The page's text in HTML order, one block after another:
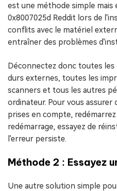
est une méthode simple mais
0x8007025d Reddit lors de
conflits avec le matériel
entraîner des problèmes
Déconnectez donc toutes les
durs externes, toutes les
scanners et tous les autres
ordinateur. Pour vous
prises en compte,
redémarrage, essayez de
l'erreur persiste.
Méthode 2 : Essayez
Une autre solution simple